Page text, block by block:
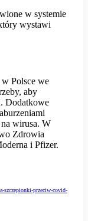
w systemie
wystawi
w Polsce we
aby
Dodatkowe
wirusa. W
Zdrowia
i Pfizer.
szczepionki-przeciw-covid-